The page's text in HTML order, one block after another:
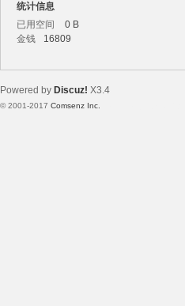
统计信息
已用空间
0 B
金钱
16809
Powered by Discuz! X3.4
© 2001-2017 Comsenz Inc.